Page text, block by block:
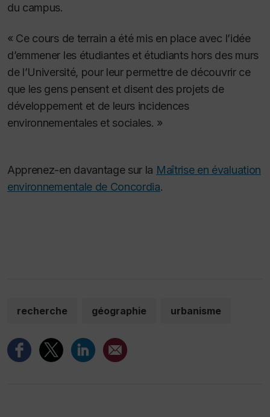
du campus.
« Ce cours de terrain a été mis en place avec l’idée
d’emmener les étudiantes et étudiants hors des murs
de l’Université, pour leur permettre de découvrir ce
que les gens pensent et disent des projets de
développement et de leurs incidences
environnementales et sociales. »
Apprenez-en davantage sur la Maîtrise en évaluation
environnementale de Concordia.
recherche géographie urbanisme